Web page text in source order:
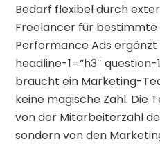
Bedarf flexibel durch
Freelancer für bestimmte
Performance Ads ergänzt
headline-1=“h3″
braucht ein Marketing-
keine magische Zahl. Die
von der Mitarbeiterzahl
sondern von den